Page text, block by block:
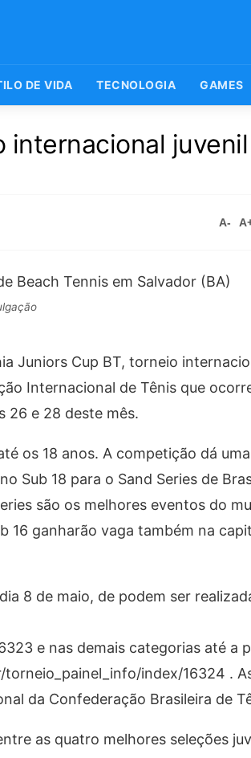
DE VIDA TECNOLOGIA GAMES
internacional
A-
Juniors Cup BT, torneio
Internacional de Tênis que
26 e 28 deste mês.
os 18 anos. A competição dá
Sub 18 para o Sand Series de
são os melhores eventos do
16 ganharão vaga também na
8 de maio, de podem ser
e nas demais categorias até a
index/16324 .
da Confederação Brasileira de
as quatro melhores seleções